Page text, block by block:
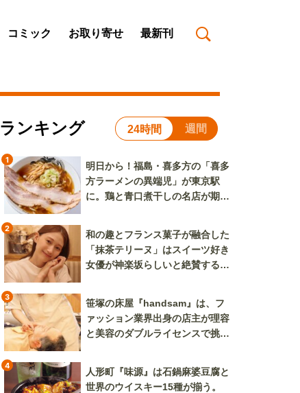
コミック お取り寄せ 最新刊
ランキング 24時間 週間
1
明日から！福島・喜多方の「喜多
方ラーメンの異端児」が東京駅
に。鶏と青口煮干しの名店が期間
2
和の趣とフランス菓子が融合した
「抹茶テリーヌ」はスイーツ好き
女優が神楽坂らしいと絶賛する逸
3
笹塚の床屋『handsam』は、フ
ァッション業界出身の店主が理容
と美容のダブルライセンスで挑む
4
人形町『味源』は石鍋麻婆豆腐と
世界のウイスキー15種が揃う。